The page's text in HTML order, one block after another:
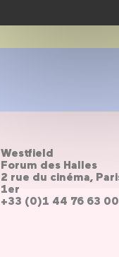
Westfield
Forum des Halles
2 rue du cinéma,
1er
+33 (0)1 44 76 63 00